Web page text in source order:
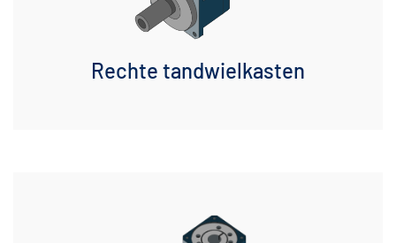
Rechte tandwielkasten